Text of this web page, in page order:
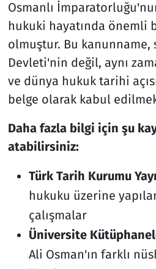
Osmanlı
hukuki hayatında önemli
olmuştur. Bu kanunname,
Devleti'nin değil, aynı
ve dünya hukuk tarihi
belge olarak kabul
Daha fazla bilgi için şu
atabilirsiniz:
Türk Tarih Kurumu
hukuku üzerine
çalışmalar
Üniversite
Ali Osman'ın farklı